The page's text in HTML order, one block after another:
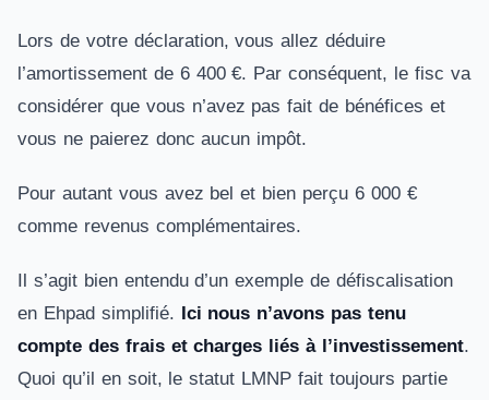
Lors de votre déclaration, vous allez déduire
l’amortissement de 6 400 €. Par conséquent, le fisc va
considérer que vous n’avez pas fait de bénéfices et
vous ne paierez donc aucun impôt.
Pour autant vous avez bel et bien perçu 6 000 €
comme revenus complémentaires.
Il s’agit bien entendu d’un exemple de défiscalisation
en Ehpad simplifié. Ici nous n’avons pas tenu
compte des frais et charges liés à l’investissement.
Quoi qu’il en soit, le statut LMNP fait toujours partie